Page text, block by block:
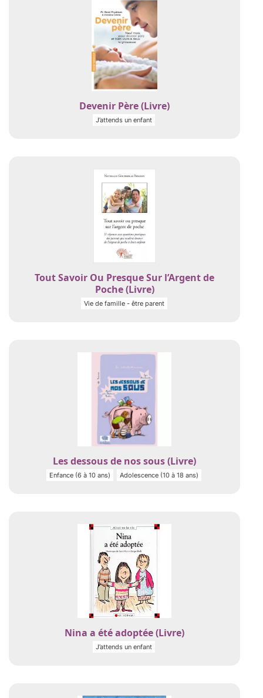
Devenir Père (Livre)
J’attends un enfant
Tout Savoir Ou Presque Sur l’Argent de
Poche (Livre)
Vie de famille - être parent
Les dessous de nos sous (Livre)
Enfance (6 à 10 ans) Adolescence (10 à 18 ans)
Nina a été adoptée (Livre)
J’attends un enfant